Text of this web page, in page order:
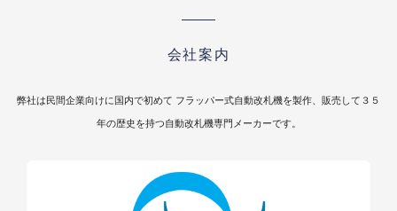
会社案内
弊社は民間企業向けに国内で初めて フラッパー式自動改札機を製作、 販売して３５
年の歴史を持つ自動改札機専門メーカーです。